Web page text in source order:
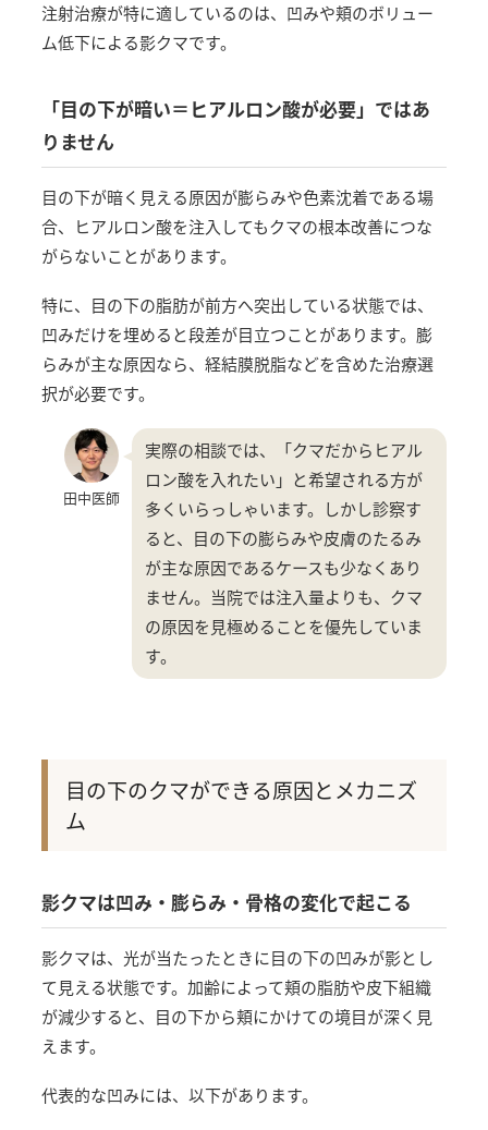
注射治療が特に適しているのは、凹みや頬のボリュー
ム低下による影クマです。
「目の下が暗い＝ヒアルロン酸が必要」ではあ
りません
目の下が暗く見える原因が膨らみや色素沈着である場
合、ヒアルロン酸を注入してもクマの根本改善につな
がらないことがあります。
特に、目の下の脂肪が前方へ突出している状態では、
凹みだけを埋めると段差が目立つことがあります。膨
らみが主な原因なら、経結膜脱脂などを含めた治療選
択が必要です。
田中医師
実際の相談では、「クマだからヒアル
ロン酸を入れたい」と希望される方が
多くいらっしゃいます。しかし診察す
ると、目の下の膨らみや皮膚のたるみ
が主な原因であるケースも少なくあり
ません。当院では注入量よりも、クマ
の原因を見極めることを優先していま
す。
目の下のクマができる原因とメカニズ
ム
影クマは凹み・膨らみ・骨格の変化で起こる
影クマは、光が当たったときに目の下の凹みが影とし
て見える状態です。加齢によって頬の脂肪や皮下組織
が減少すると、目の下から頬にかけての境目が深く見
えます。
代表的な凹みには、以下があります。